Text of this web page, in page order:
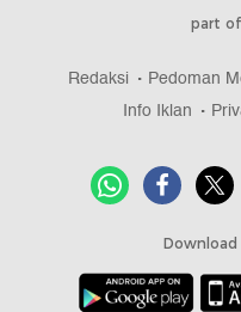
part of
Redaksi Pedoman
Info Iklan